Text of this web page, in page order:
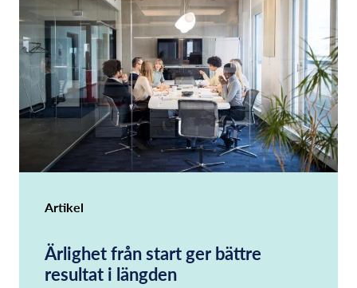
Artikel
Ärlighet från start ger bättre
resultat i längden